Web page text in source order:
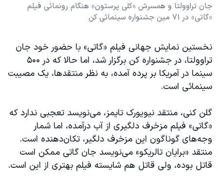
جان تراوولتا و همسرش «کلی پرستون» هنگام رونمائی فیلم
«گاتی» در ۷۱ مین جشنواره سینمائی کن
نخستین نمایش جهانی فیلم «گاتی» با حضور خود جان
تراوولتا، در جشنواره کن برگزار شد، اما حالا که در ۵۰۰
سینما در آمریکا بر پرده آمده، به نظر منتقدها، یک مصیبت
سینمائی است.
گلن کنی، منتقد نیویورک تایمز، می‌نویسد تعجبی ندارد که
«گاتی» فیلم مزخرف دلگیری از آب درآمده، اما شمار
وجه‌های گوناگون این مزخرف دلگیر،‌ تکان‌دهنده است.
منتقد «برایان تالریکو»‌ می‌نویسد جان گاتی ممکن است
قاتل بوده،‌ ولی قاتل هم شایسته فیلم بهتری از این است.